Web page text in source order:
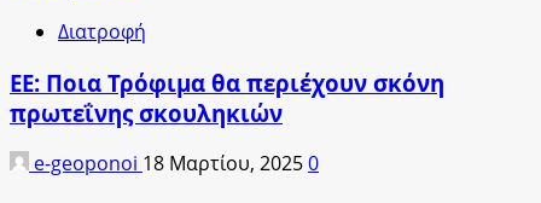
Διατροφή
ΕΕ: Ποια Τρόφιμα θα περιέχουν σκόνη
πρωτεΐνης σκουληκιών
e-geoponoi 18 Μαρτίου, 20250